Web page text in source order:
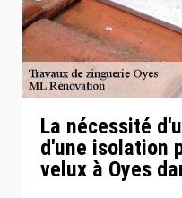
La nécessité
d'une isolation
velux à Oyes